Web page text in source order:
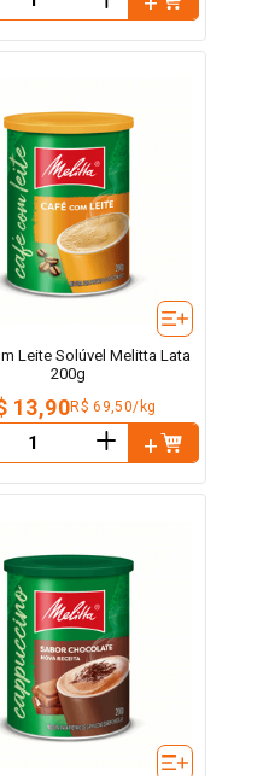
Leite Solúvel Melitta Lata
200g
13,90R$ 69,50/kg
＋